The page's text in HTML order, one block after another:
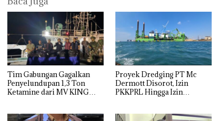
Tim Gabungan Gagalkan
Penyelundupan 1,3 Ton
Ketamine dari MV KING
Proyek Dredging PT Mc
Dermott Disorot, Izin
PKKPRL Hingga Izin